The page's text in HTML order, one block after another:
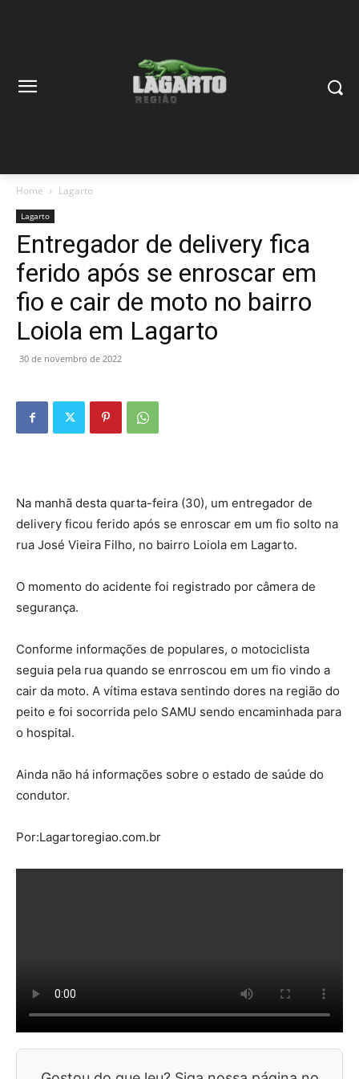
Home Lagarto
Lagarto
Entregador de delivery fica
ferido após se enroscar em
fio e cair de moto no bairro
Loiola em Lagarto
30 de novembro de 2022
Na manhã desta quarta-feira (30), um entregador de
delivery ficou ferido após se enroscar em um fio solto na
rua José Vieira Filho, no bairro Loiola em Lagarto.
O momento do acidente foi registrado por câmera de
segurança.
Conforme informações de populares, o motociclista
seguia pela rua quando se enrroscou em um fio vindo a
cair da moto. A vítima estava sentindo dores na região do
peito e foi socorrida pelo SAMU sendo encaminhada para
o hospital.
Ainda não há informações sobre o estado de saúde do
condutor.
Por:Lagartoregiao.com.br